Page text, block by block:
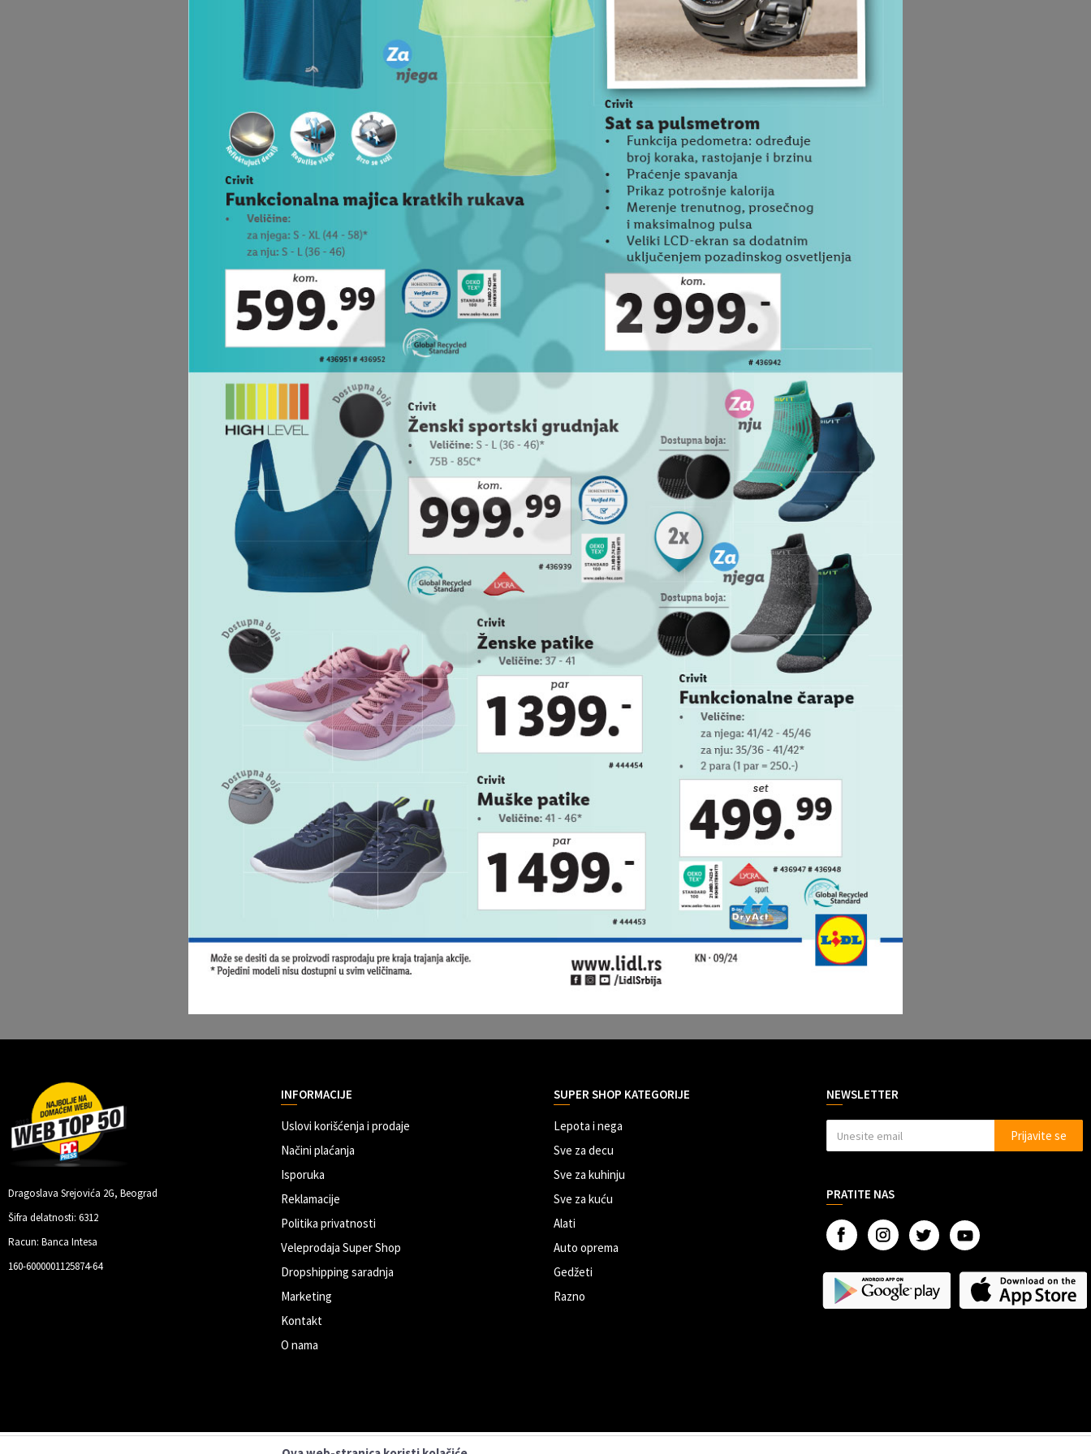
Dragoslava Srejovića 2G, Beograd
Šifra delatnosti: 6312
Racun: Banca Intesa
160-6000001125874-64
INFORMACIJE
Uslovi korišćenja i prodaje
Načini plaćanja
Isporuka
Reklamacije
Politika privatnosti
Veleprodaja Super Shop
Dropshipping saradnja
Marketing
Kontakt
O nama
SUPER SHOP KATEGORIJE
Lepota i nega
Sve za decu
Sve za kuhinju
Sve za kuću
Alati
Auto oprema
Gedžeti
Razno
NEWSLETTER
Prijavite se
PRATITE NAS